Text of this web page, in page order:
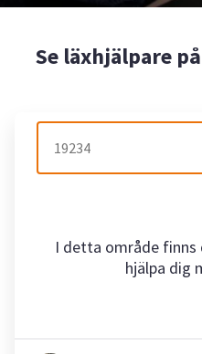
Se läxhjälpare
I detta område finns
hjälpa dig